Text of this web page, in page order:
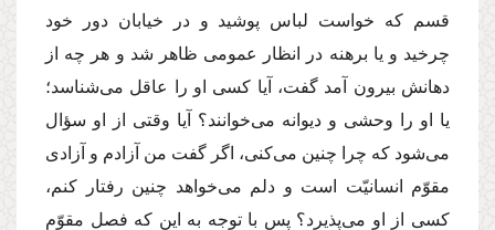
قسم كه خواست لباس پوشید و در خیابان دور خود
چرخید و یا برهنه در انظار عمومى ظاهر شد و هر چه از
دهانش بیرون آمد گفت، آیا كسى او را عاقل مى‌شناسد؛
یا او را وحشى و دیوانه مى‌خوانند؟ آیا وقتى از او سؤال
مى‌شود كه چرا چنین مى‌كنى، اگر گفت من آزادم و آزادى
مقوّم انسانیّت است و دلم مى‌خواهد چنین رفتار كنم،
كسى از او مى‌پذیرد؟ پس با توجه به این كه فصل مقوّم